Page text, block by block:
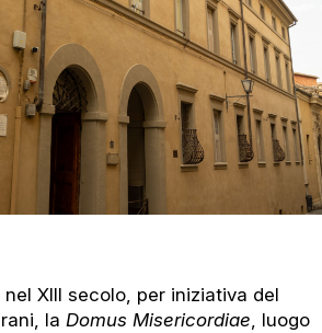
XIII secolo, per iniziativa del
la Domus Misericordiae, luogo